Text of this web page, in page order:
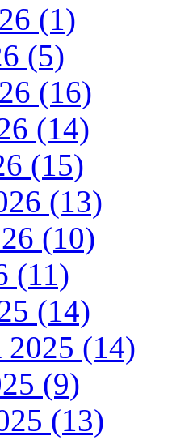
(1)
(5)
(16)
(14)
(15)
(13)
(10)
(11)
(14)
2025 (14)
(9)
(13)